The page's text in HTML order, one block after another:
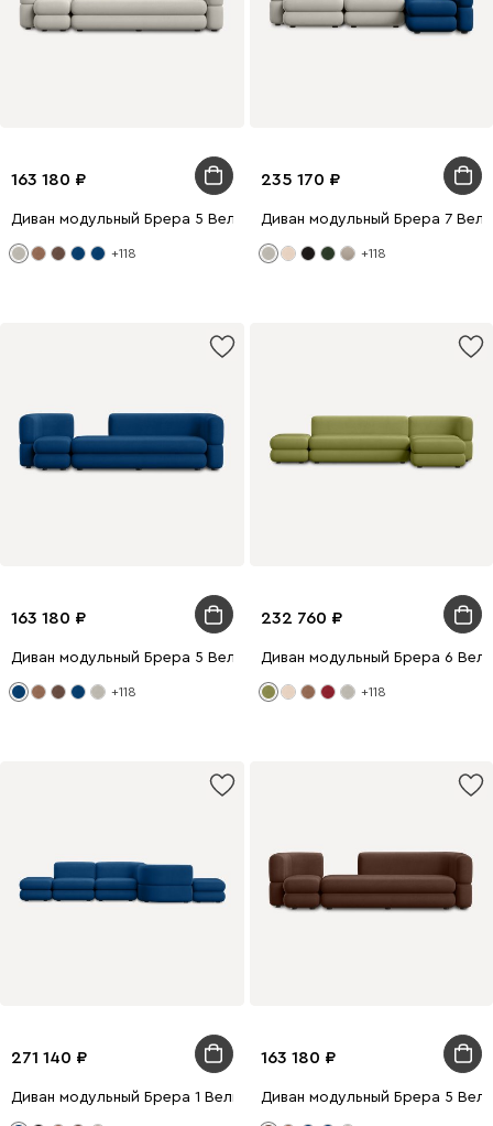
163 180
Диван модульный Брера 5 Велюр Светло-серый
+118
235 170
Диван модульный Брера 7
+118
163 180
Диван модульный Брера 5 Велюр Синий
+118
232 760
Диван модульный Брера 6
+118
271 140
Диван модульный Брера 1 Велюр Синий
163 180
Диван модульный Брера 5